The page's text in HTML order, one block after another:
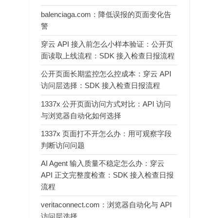
balenciaga.com：降低误报的页面变化告
警
穿云 API 接入前怎么小样本验证：公开页
面读取上线流程：SDK 接入检查日报流程
公开页面长期监控怎么控成本：穿云 API
访问层选择：SDK 接入检查日报流程
1337x 公开页面访问方式对比：API 访问
与浏览器自动化如何选择
1337x 页面打不开怎么办：用可观察字段
判断访问问题
AI Agent 输入质量不稳定怎么办：穿云
API 正文完整度检查：SDK 接入检查日报
流程
veritaconnect.com：浏览器自动化与 API
访问层选择